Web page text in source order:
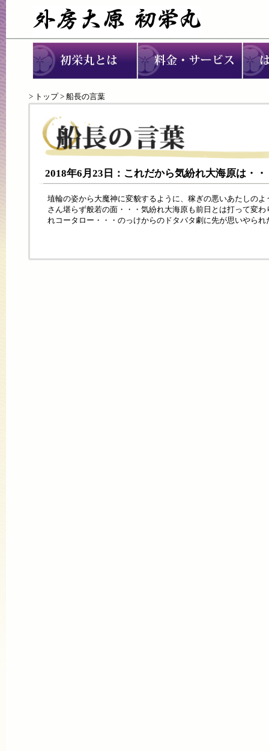
> トップ> 船長の言葉
2018年6月23日：これだから気紛れ大海原は・・
埴輪の姿から大魔神に変貌するように、稼ぎの悪いあたしの
さん堪らず般若の面・・・気紛れ大海原も前日とは打って変
れコータロー・・・のっけからのドタバタ劇に先が思いやられ